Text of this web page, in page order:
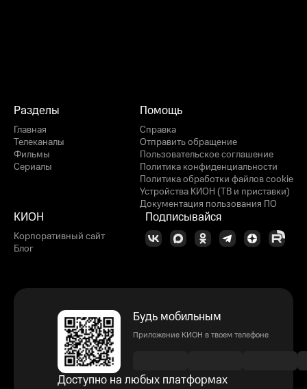
Разделы
Главная
Телеканалы
Фильмы
Сериалы
Помощь
Справка
Отправить обращение
Пользовательское соглашение
Политика конфиденциальности
Политика обработки файлов cookie
Устройства КИОН (ТВ и приставки)
Документация пользования ПО
КИОН
Корпоративный сайт
Блог
Подписывайся
Будь мобильным
Приложение КИОН в твоем телефоне
Доступно на любых платформах